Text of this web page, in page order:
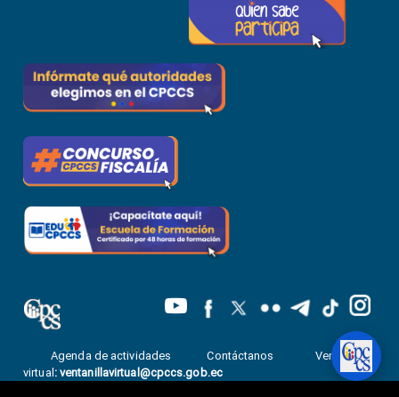
Agenda de actividades Contáctanos
Ventanilla
virtual : ventanillavirtual@cpccs.gob.ec